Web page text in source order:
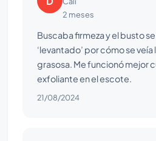
2 meses
Buscaba firmeza y el busto
‘levantado’ por cómo se
grasosa. Me funcionó mejor
exfoliante en el escote.
21/08/2024